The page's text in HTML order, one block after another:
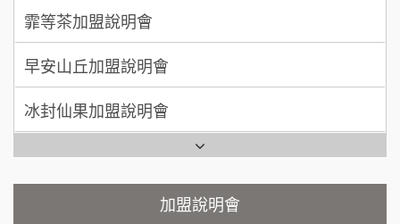
何 先生/小姐
加盟預算
呂 先生/小姐
加盟預算 200萬~400萬
顏 先生/小姐 台北市
早安山丘加盟說明會
冰封仙果加盟說明會
Ramble Café 漫步藍咖啡加盟說明會
微風亭鐵板燒加盟說明會
加盟說明會
手作功夫茶加盟說明會
SHARE TEA歇腳亭加盟說明會
潮味決-湯滷專門店加盟說明會